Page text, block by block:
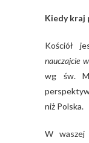
Kiedy kraj
Kościół
nauczajcie
wg św.
niż Polska.
W waszej